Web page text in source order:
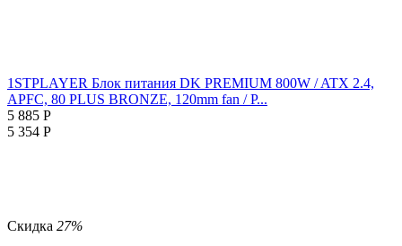
1STPLAYER Блок питания DK PREMIUM 800W / ATX 2.4,
APFC, 80 PLUS BRONZE, 120mm fan / P...
5 885 Р
5 354 Р
Скидка 27%